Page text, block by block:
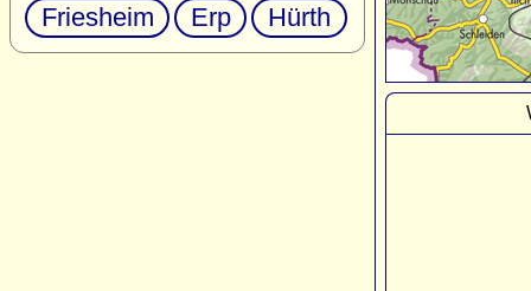
Friesheim
Erp Hürth